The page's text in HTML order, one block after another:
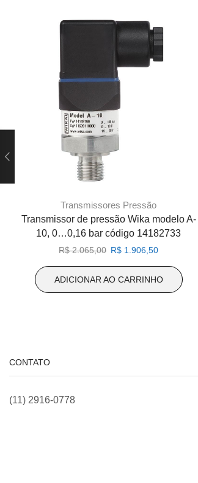
Transmissores Pressão
Transmissor de pressão Wika modelo A-
10, 0…0,16 bar código 14182733
R$2.065,00 O
original
R$ 1.906,50O
atual
ADICIONAR AO CARRINHO
CONTATO
(11) 2916-0778